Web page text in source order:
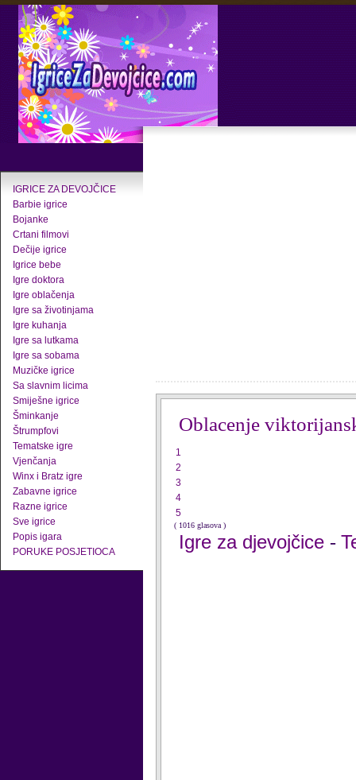
IGRICE ZA DEVOJČICE
Barbie igrice
Bojanke
Crtani filmovi
Dečije igrice
Igrice bebe
Igre doktora
Igre oblačenja
Igre sa životinjama
Igre kuhanja
Igre sa lutkama
Igre sa sobama
Muzičke igrice
Sa slavnim licima
Smiješne igrice
Šminkanje
Štrumpfovi
Tematske igre
Vjenčanja
Winx i Bratz igre
Zabavne igrice
Razne igrice
Sve igrice
Popis igara
PORUKE POSJETIOCA
Oblacenje
1
2
3
4
5
( 1016 glasova )
Igre za djevojčice -